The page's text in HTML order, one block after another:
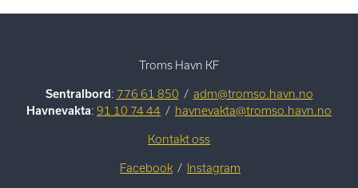
Troms Havn KF
Sentralbord: 776 61 850 / adm@tromso.havn.no
Havnevakta: 91 10 74 44 / havnevakta@tromso.havn.no
Kontakt oss
Facebook / Instagram